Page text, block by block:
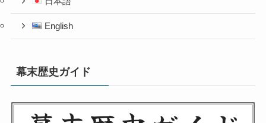
English
幕末歴史ガイド